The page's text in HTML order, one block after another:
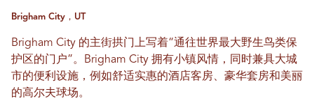
Brigham City，UT
Brigham City 的主街拱门上写着“通往世界最大野生鸟类保
护区的门户”。Brigham City 拥有小镇风情，同时兼具大城
市的便利设施，例如舒适实惠的酒店客房、豪华套房和美丽
的高尔夫球场。